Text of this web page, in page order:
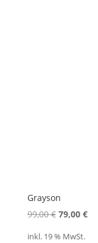
Grayson
99,00€ 79,00 €
inkl. 19 % MwSt.